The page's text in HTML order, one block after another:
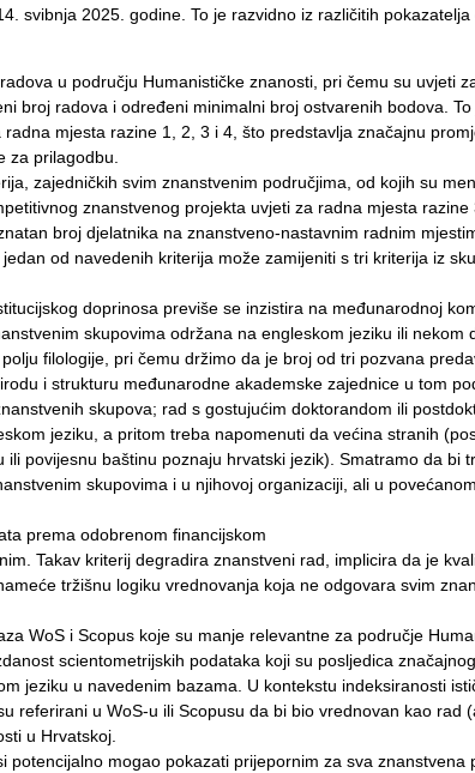
svibnja 2025. godine. To je razvidno iz različitih
u području Humanističke znanosti, pri čemu su uvjeti
broj radova i određeni minimalni broj ostvarenih bodova.
mjesta razine 1, 2, 3 i 4, što predstavlja značajnu
za prilagodbu.
zajedničkih svim znanstvenim područjima, od kojih su
znanstvenog projekta uvjeti za radna mjesta
broj djelatnika na znanstveno-nastavnim radnim
od navedenih kriterija može zamijeniti s tri kriterija iz
doprinosa previše se inzistira na međunarodnoj
skupovima održana na engleskom jeziku ili nekom
filologije, pri čemu držimo da je broj od tri pozvana
i strukturu međunarodne akademske zajednice u tom
skupova; rad s gostujućim doktorandom ili
jeziku, a pritom treba napomenuti da većina stranih
povijesnu baštinu poznaju hrvatski jezik). Smatramo da bi
skupovima i u njihovoj organizaciji, ali u
prema odobrenom financijskom
Takav kriterij degradira znanstveni rad, implicira da je
tržišnu logiku vrednovanja koja ne odgovara svim
WoS i Scopus koje su manje relevantne za područje
scientometrijskih podataka koji su posljedica
jeziku u navedenim bazama. U kontekstu indeksiranosti
referirani u WoS-u ili Scopusu da bi bio vrednovan kao rad
u Hrvatskoj.
potencijalno mogao pokazati prijepornim za sva znanstvena